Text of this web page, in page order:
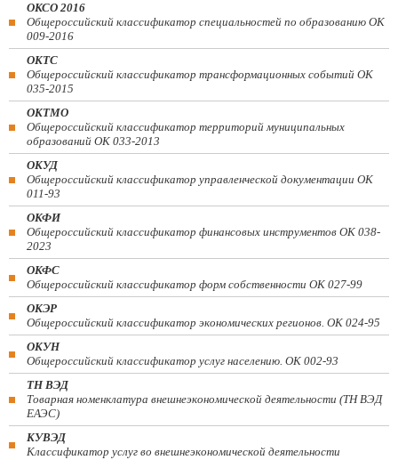
ОКСО 2016
Общероссийский классификатор специальностей по образованию ОК
009-2016
ОКТС
Общероссийский классификатор трансформационных событий ОК
035-2015
ОКТМО
Общероссийский классификатор территорий муниципальных
образований ОК 033-2013
ОКУД
Общероссийский классификатор управленческой документации ОК
011-93
ОКФИ
Общероссийский классификатор финансовых инструментов OK 038-
2023
ОКФС
Общероссийский классификатор форм собственности ОК 027-99
ОКЭР
Общероссийский классификатор экономических регионов. ОК 024-95
ОКУН
Общероссийский классификатор услуг населению. ОК 002-93
ТН ВЭД
Товарная номенклатура внешнеэкономической деятельности (ТН ВЭД
ЕАЭС)
КУВЭД
Классификатор услуг во внешнеэкономической деятельности